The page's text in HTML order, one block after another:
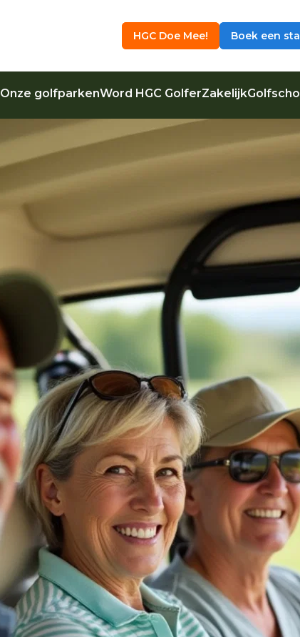
HGC Doe Mee! Boek een
Onze golfparkenWord HGC GolferZakelijk